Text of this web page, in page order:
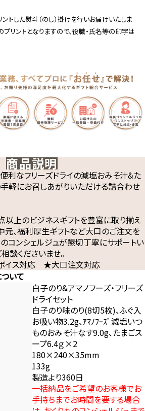
トした熨斗（のし）掛けを行いお届けいたしま
リントとなりますので、役職・氏名等の印字は
商品説明
利なフリーズドライの減塩おみそ汁&た
軽にお召しあがりいただける詰合わせ
上のビジネスギフトを豊富に取り揃え
元、福利厚生ギフトなど大口のご注文を
コンシェルジュが懇切丁寧にサポートい
談くださいませ。
ス対応 ★大口注文対応
いて
白子のり&アマノフーズ・フリーズ
ドライセット
白子のり味のり(8切5枚)、ふぐ入
お吸い物3.2g、ｱﾏﾉﾌｰｽﾞ減塩いつ
ものおみそ汁なす9.0g、たまごス
ープ6.4ｇ×2
180×240×35mm
133g
製造より360日
一括納品をご希望のお客様でお
手持ちまでお時間を要する場合